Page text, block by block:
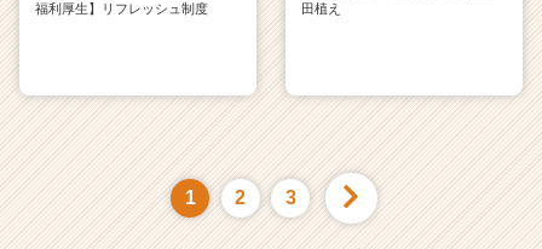
福利厚生】リフレッシュ制度
田植え
1 2 3